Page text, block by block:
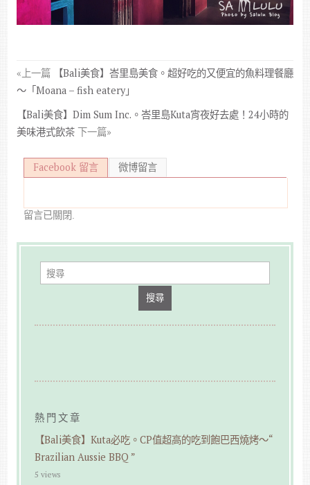
«上一篇
【Bali美食】峇里島美食。超好吃的又便宜的魚料理餐廳
～「Moana – fish eatery」
【Bali美食】Dim Sum Inc.。峇里島Kuta宵夜好去處！24小時的
美味港式飲茶下一篇»
Facebook 留言 微博留言
留言已關閉.
搜尋
熱門文章
【Bali美食】Kuta必吃。CP值超高的吃到飽巴西燒烤～“
Brazilian Aussie BBQ ”
5 views